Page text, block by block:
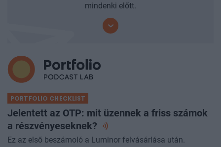
mindenki előtt.
PORTFOLIO CHECKLIST
Jelentett az OTP: mit üzennek a friss számok
a részvényeseknek?
Ez az első beszámoló a Luminor felvásárlása után.